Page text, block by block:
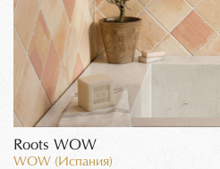
Roots WOW
WOW (Испания)